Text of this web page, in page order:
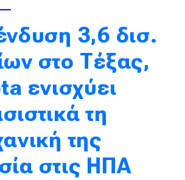
3,6 δισ.
στο Τέξας,
ενισχύει
τη
της
στις ΗΠΑ